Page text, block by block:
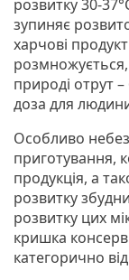
розвитку 30-
зупиняє
харчові
природі отрут
доза для
Особливо
приготування,
продукція, а
розвитку
розвитку цих
кришка
категорично